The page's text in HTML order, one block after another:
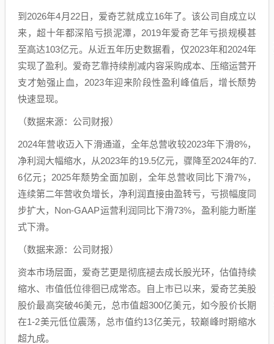
到2026年4月22日，爱奇艺就成立16年了。该公司自成立以
来，超十年都深陷亏损泥潭，2019年爱奇艺年亏损规模甚
至高达103亿元。从近五年历史数据看，仅2023年和2024年
实现了盈利。爱奇艺靠持续削减内容采购成本、压缩运营开
支才勉强止血，2023年迎来阶段性盈利峰值后，增长颓势
快速显现。
（数据来源：公司财报）
2024年营收迈入下滑通道，全年总营收较2023年下滑8%，
净利润大幅缩水，从2023年的19.5亿元，骤降至2024年的7.
6亿元；2025年颓势全面加剧，全年总营收同比下滑7%，
连续第二年营收负增长，净利润直接由盈转亏，亏损幅度同
步扩大，Non-GAAP运营利润同比下滑73%，盈利能力断崖
式下滑。
（数据来源：公司财报）
资本市场层面，爱奇艺更是彻底褪去成长股光环，估值持续
缩水、市值低位徘徊已成常态。自上市已以来，爱奇艺美股
股价最高突破46美元，总市值超300亿美元，如今股价长期
在1-2美元低位震荡，总市值约13亿美元，较巅峰时期缩水
超九成。